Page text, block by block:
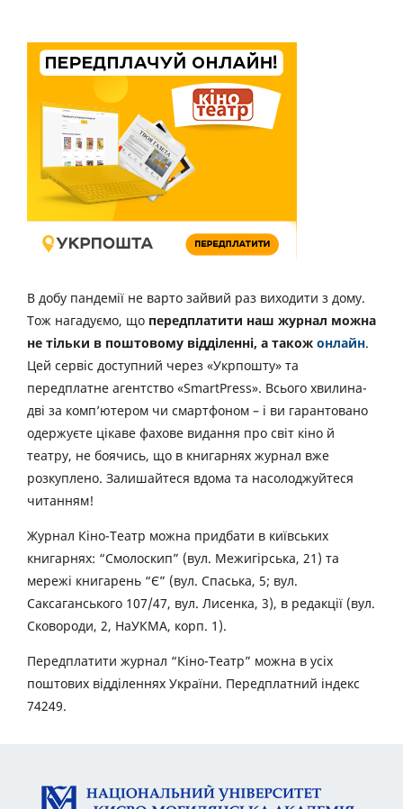
В добу пандемії не варто зайвий раз виходити з дому.
Тож нагадуємо, що передплатити наш журнал можна
не тільки в поштовому відділенні, а також онлайн.
Цей сервіс доступний через «Укрпошту» та
передплатне агентство «SmartPress». Всього хвилина-
дві за комп’ютером чи смартфоном – і ви гарантовано
одержуєте цікаве фахове видання про світ кіно й
театру, не боячись, що в книгарнях журнал вже
розкуплено. Залишайтеся вдома та насолоджуйтеся
читанням!
Журнал Кіно-Театр можна придбати в київських
книгарнях: “Смолоскип” (вул. Межигірська, 21) та
мережі книгарень “Є” (вул. Спаська, 5; вул.
Саксаганського 107/47, вул. Лисенка, 3), в редакції (вул.
Сковороди, 2, НаУКМА, корп. 1).
Передплатити журнал “Кіно-Театр” можна в усіх
поштових відділеннях України. Передплатний індекс
74249.